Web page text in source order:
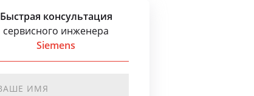
Быстрая консультация
сервисного инженера
Siemens